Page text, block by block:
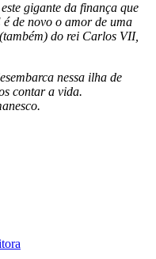
gigante da finança que
de novo o amor de uma
do rei Carlos VII,
nessa ilha de
contar a vida.